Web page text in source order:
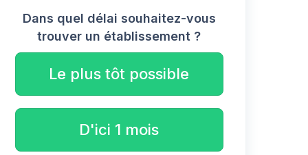
Dans quel délai souhaitez-vous
trouver un établissement ?
Le plus tôt possible
D'ici 1 mois